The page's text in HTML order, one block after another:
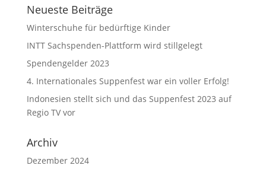
Neueste Beiträge
Winterschuhe für bedürftige Kinder
INTT Sachspenden-Plattform wird stillgelegt
Spendengelder 2023
4. Internationales Suppenfest war ein voller Erfolg!
Indonesien stellt sich und das Suppenfest 2023 auf
Regio TV vor
Archiv
Dezember 2024